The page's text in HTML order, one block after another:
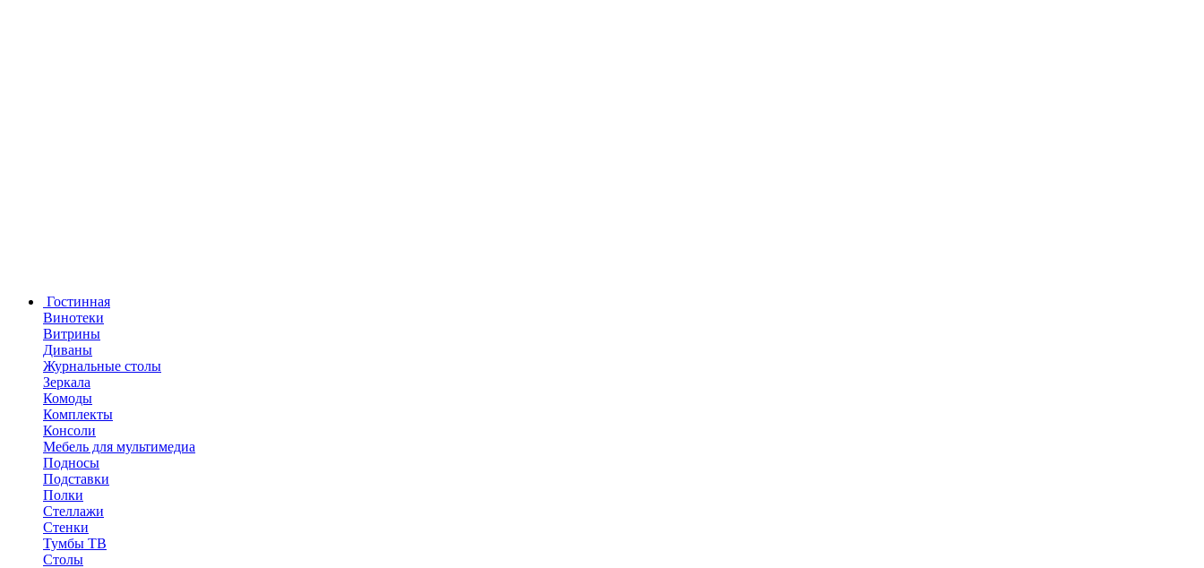
Гостинная
Винотеки
Витрины
Диваны
Журнальные столы
Зеркала
Комоды
Комплекты
Консоли
Мебель для мультимедиа
Подносы
Подставки
Полки
Стеллажи
Стенки
Тумбы ТВ
Столы